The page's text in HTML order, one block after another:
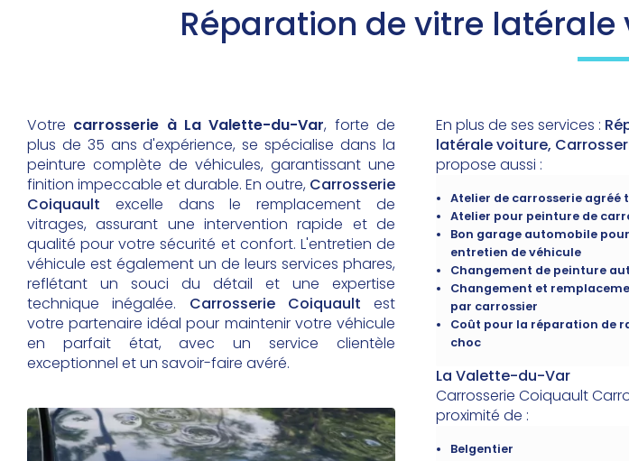
Réparation de vitre
Votre carrosserie à La Valette-du-Var, forte de
plus de 35 ans d'expérience, se spécialise dans la
peinture complète de véhicules, garantissant une
finition impeccable et durable. En outre, Carrosserie
Coiquault excelle dans le remplacement de
vitrages, assurant une intervention rapide et de
qualité pour votre sécurité et confort. L'entretien de
véhicule est également un de leurs services phares,
reflétant un souci du détail et une expertise
technique inégalée. Carrosserie Coiquault est
votre partenaire idéal pour maintenir votre véhicule
en parfait état, avec un service clientèle
exceptionnel et un savoir-faire avéré.
En plus de ses services :
latérale voiture,
propose aussi :
Atelier de carrosserie agréé
Atelier pour peinture de
Bon garage automobile
entretien de véhicule
Changement de peinture
Changement et
par carrossier
Coût pour la réparation de
choc
La Valette-du-Var
Carrosserie Coiquault
proximité de :
Belgentier